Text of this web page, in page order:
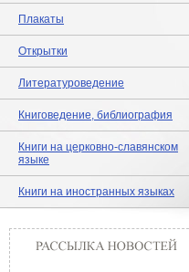
Плакаты
Открытки
Литературоведение
Книговедение, библиография
Книги на церковно-славянском
языке
Книги на иностранных языках